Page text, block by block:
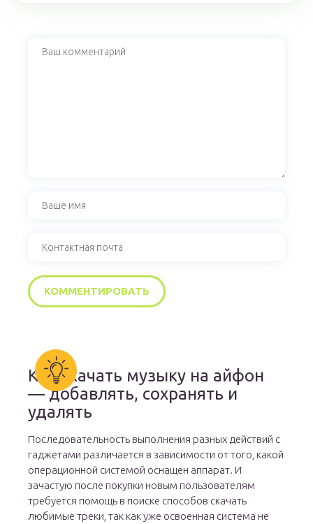
Как скачать музыку на айфон
— добавлять, сохранять и
удалять
Последовательность выполнения разных действий с
гаджетами различается в зависимости от того, какой
операционной системой оснащен аппарат. И
зачастую после покупки новым пользователям
требуется помощь в поиске способов скачать
любимые треки, так как уже освоенная система не